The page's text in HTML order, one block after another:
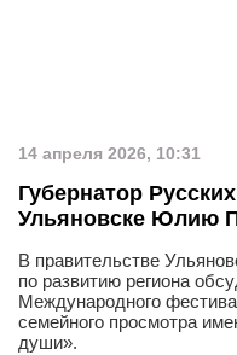
14 апреля 2026, 10:31
Губернатор
Ульяновске Юлию
В правительстве
по развитию региона
Международного
семейного просмотра
души».